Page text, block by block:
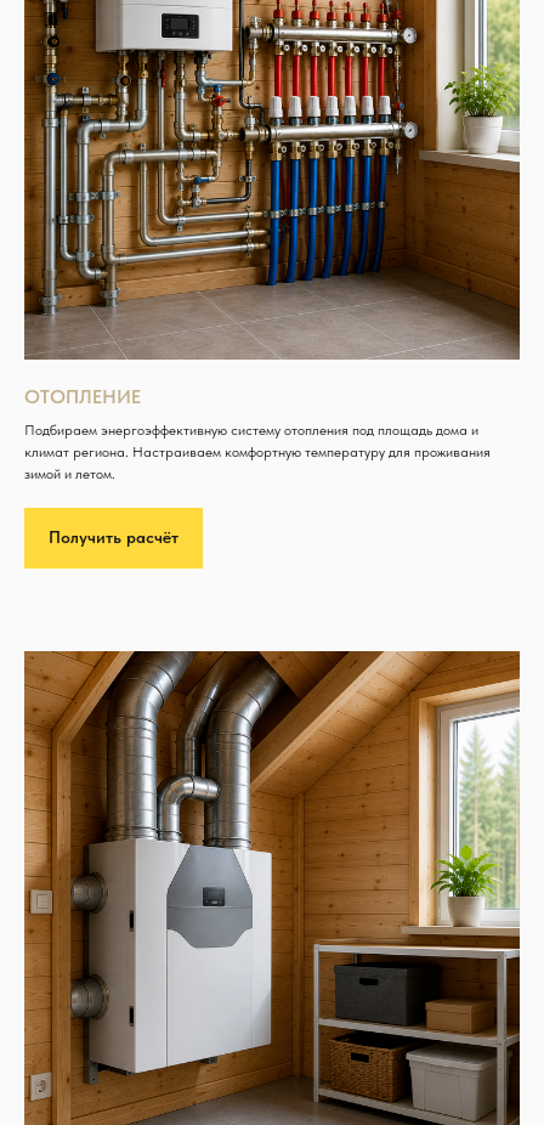
ОТОПЛЕНИЕ
Подбираем энергоэффективную систему отопления под площадь дома и
климат региона. Настраиваем комфортную температуру для проживания
зимой и летом.
Получить расчёт